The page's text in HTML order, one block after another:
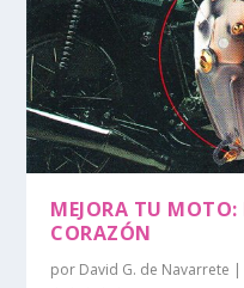
MEJORA TU
CORAZÓN
por David G. de Navarrete |